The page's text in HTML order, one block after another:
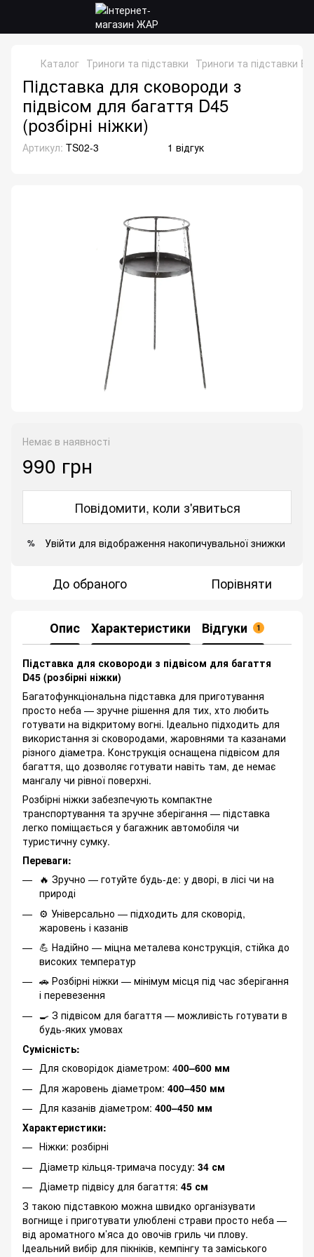
Каталог Триноги та підставки Триноги та підставки
Підставка для сковороди з
підвісом для багаття D45
(розбірні ніжки)
Артикул: TS02-3 1 відгук
Немає в наявності
990 грн
Повідомити, коли з'явиться
% Увійти для відображення накопичувальної знижки
До обраного Порівняти
Опис Характеристики Відгуки 1
Підставка для сковороди з підвісом для багаття
D45 (розбірні ніжки)
Багатофункціональна підставка для приготування
просто неба — зручне рішення для тих, хто любить
готувати на відкритому вогні. Ідеально підходить для
використання зі сковородами, жаровнями та казанами
різного діаметра. Конструкція оснащена підвісом для
багаття, що дозволяє готувати навіть там, де немає
мангалу чи рівної поверхні.
Розбірні ніжки забезпечують компактне
транспортування та зручне зберігання — підставка
легко поміщається у багажник автомобіля чи
туристичну сумку.
Переваги:
🔥 Зручно — готуйте будь-де: у дворі, в лісі чи на
природі
⚙️ Універсально — підходить для сковорід,
жаровень і казанів
💪 Надійно — міцна металева конструкція, стійка до
високих температур
🚗 Розбірні ніжки — мінімум місця під час зберігання
і перевезення
🍳 З підвісом для багаття — можливість готувати в
будь-яких умовах
Сумісність:
Для сковорідок діаметром: 400–600 мм
Для жаровень діаметром: 400–450 мм
Для казанів діаметром: 400–450 мм
Характеристики:
Ніжки: розбірні
Діаметр кільця-тримача посуду: 34 см
Діаметр підвісу для багаття: 45 см
З такою підставкою можна швидко організувати
вогнище і приготувати улюблені страви просто неба —
від ароматного м’яса до овочів гриль чи плову.
Ідеальний вибір для пікніків, кемпінгу та заміського